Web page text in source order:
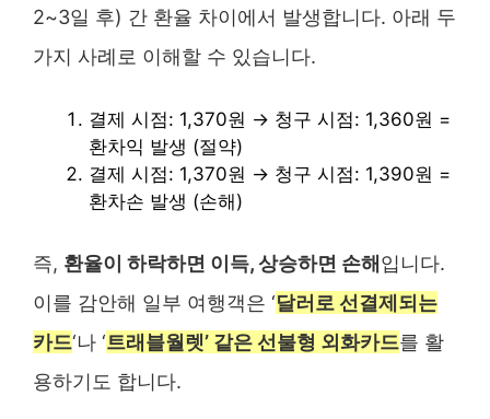
2~3일 후) 간 환율 차이에서 발생합니다. 아래 두
가지 사례로 이해할 수 있습니다.
결제 시점: 1,370원 → 청구 시점: 1,360원 =
환차익 발생 (절약)
결제 시점: 1,370원 → 청구 시점: 1,390원 =
환차손 발생 (손해)
즉, 환율이 하락하면 이득, 상승하면 손해입니다.
이를 감안해 일부 여행객은 ‘달러로 선결제되는
카드‘나 ‘트래블월렛’ 같은 선불형 외화카드를 활
용하기도 합니다.